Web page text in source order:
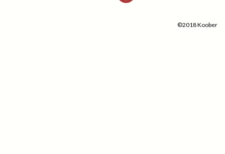
©2018 Koober